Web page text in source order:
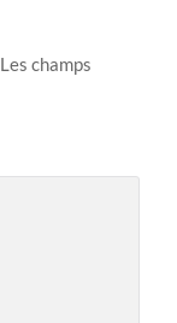
Les champs